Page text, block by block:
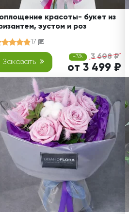
красоты- букет из
эустом и роз
17
Заказать
-3% 3 608 ₽
от 3 499 ₽